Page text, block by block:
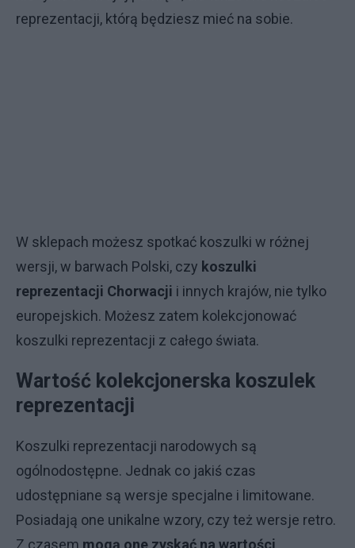
reprezentacji, którą będziesz mieć na sobie.
W sklepach możesz spotkać koszulki w różnej
wersji, w barwach Polski, czy koszulki
reprezentacji Chorwacji i innych krajów, nie tylko
europejskich. Możesz zatem kolekcjonować
koszulki reprezentacji z całego świata.
Wartość kolekcjonerska koszulek
reprezentacji
Koszulki reprezentacji narodowych są
ogólnodostępne. Jednak co jakiś czas
udostępniane są wersje specjalne i limitowane.
Posiadają one unikalne wzory, czy też wersje retro.
Z czasem mogą one zyskać na wartości,